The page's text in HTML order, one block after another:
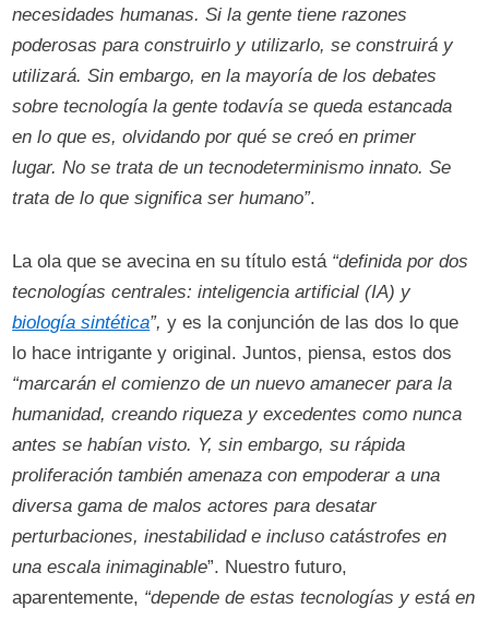
necesidades humanas. Si la gente tiene razones
poderosas para construirlo y utilizarlo, se construirá y
utilizará. Sin embargo, en la mayoría de los debates
sobre tecnología la gente todavía se queda estancada
en lo que es, olvidando por qué se creó en primer
lugar. No se trata de un tecnodeterminismo innato. Se
trata de lo que significa ser humano”.
La ola que se avecina en su título está “definida por dos
tecnologías centrales: inteligencia artificial (IA) y
biología sintética”, y es la conjunción de las dos lo que
lo hace intrigante y original. Juntos, piensa, estos dos
“marcarán el comienzo de un nuevo amanecer para la
humanidad, creando riqueza y excedentes como nunca
antes se habían visto. Y, sin embargo, su rápida
proliferación también amenaza con empoderar a una
diversa gama de malos actores para desatar
perturbaciones, inestabilidad e incluso catástrofes en
una escala inimaginable”. Nuestro futuro,
aparentemente, “depende de estas tecnologías y está en